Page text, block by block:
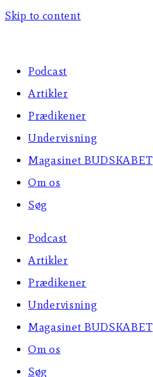
Skip to content
Podcast
Artikler
Prædikener
Undervisning
Magasinet BUDSKABET
Om os
Søg
Podcast
Artikler
Prædikener
Undervisning
Magasinet BUDSKABET
Om os
Søg